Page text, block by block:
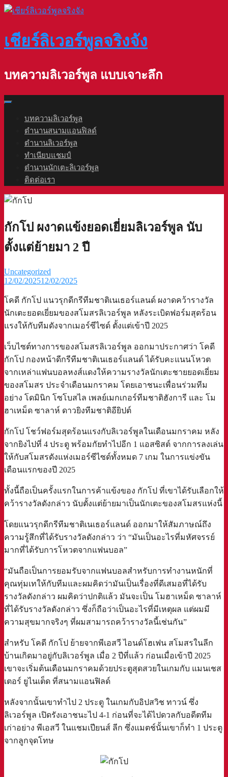
Skip
เชียร์ลิเวอร์พูลจริงจัง
บทความลิเวอร์พูล แบบเจาะลึก
บทความลิเวอร์พูล
ตำนานสนามแอนฟิลด์
ตำนานลิเวอร์พูล
ทำเนียบแชมป์
ตำนานนักเตะลิเวอร์พูล
ติดต่อเรา
กักโป ผงาดแข้งยอดเยี่ยมลิเวอร์พูล นับ
ตั้งแต่ย้ายมา 2 ปี
Uncategorized
12/02/202512/02/2025
โคดี กักโป แนวรุกดีกรีทีมชาติเนเธอร์แลนด์ ผงาดคว้ารางวัล
นักเตะยอดเยี่ยมของสโมสรลิเวอร์พูล หลังระเบิดฟอร์มสุดร้อน
แรงให้กับทีมดังจากเมอร์ซีไซด์ ตั้งแต่เข้าปี 2025
เว็บไซต์ทางการของสโมสรลิเวอร์พูล ออกมาประกาศว่า โคดี
กักโป กองหน้าดีกรีทีมชาติเนเธอร์แลนด์ ได้รับคะแนนโหวต
จากเหล่าแฟนบอลหงส์แดงให้ความรางวัลนักเตะชายยอดเยี่ยม
ของสโมสร ประจำเดือนมกราคม โดยเอาชนะเพื่อนร่วมทีม
อย่าง โดมินิก โซโบสไล เพลย์เมกเกอร์ทีมชาติฮังการี และ โม
ฮาเหม็ด ซาลาห์ ดาวยิงทีมชาติอียิปต์
กักโป โชว์ฟอร์มสุดร้อนแรงกับลิเวอร์พูลในเดือนมกราคม หลัง
จากยิงไปที่ 4 ประตู พร้อมกัยทำไปอีก 1 แอสซิสต์ จากการลงเล่น
ให้กับสโมสรดังแห่งเมอร์ซีไซด์ทั้งหมด 7 เกม ในการแข่งขัน
เดือนแรกของปี 2025
ทั้งนี้ถือเป็นครั้งแรกในการค้าแข้งของ กักโป ที่เขาได้รับเลือกให้
คว้ารางวัลดังกล่าว นับตั้งแต่ย้ายมาเป็นนักเตะของสโมสรแห่งนี้
โดยแนวรุกดีกรีทีมชาติเนเธอร์แลนด์ ออกมาให้สัมภาษณ์ถึง
ความรู้สึกที่ได้รับรางวัลดังกล่าว ว่า “มันเป็นอะไรที่มหัศจรรย์
มากที่ได้รับการโหวตจากแฟนบอล”
“มันถือเป็นการยอมรับจากแฟนบอลสำหรับการทำงานหนักที่
คุณทุ่มเทให้กับทีมและผมคิดว่ามันเป็นเรื่องที่ดีเสมอที่ได้รับ
รางวัลดังกล่าว ผมคิดว่าปกติแล้ว มันจะเป็น โมฮาเหม็ด ซาลาห์
ที่ได้รับรางวัลดังกล่าว ซึ่งก็ถือว่าเป็นอะไรที่มีเหตุผล แต่ผมมี
ความสุขมากจริงๆ ที่ผมสามารถคว้ารางวัลนี้เช่นกัน”
สำหรับ โคดี กักโป ย้ายจากพีเอสวี ไอนด์โฮเฟน สโมสรในลีก
บ้านเกิดมาอยู่กับลิเวอร์พูล เมื่อ 2 ปีที่แล้ว ก่อนเมื่อเข้าปี 2025
เขาจะเริ่มต้นเดือนมกราคมด้วยประตูสุดสวยในเกมกับ แมนเชส
เตอร์ ยูไนเต็ด ที่สนามแอนฟิลด์
หลังจากนั้นเขาทำไป 2 ประตู ในเกมกับอิปสวิช ทาวน์ ซึ่ง
ลิเวอร์พูล เปิดรังเอาชนะไป 4-1 ก่อนที่จะได้ไปดวลกับอดีตทีม
เก่าอย่าง พีเอสวี ในแชมเปียนส์ ลีก ซึ่งแมตช์นั้นเขาก็ทำ 1 ประตู
จากลูกจุดโทษ